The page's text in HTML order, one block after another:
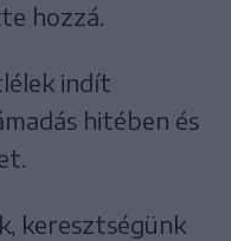
hozzá.
indít
hitében és
keresztségünk